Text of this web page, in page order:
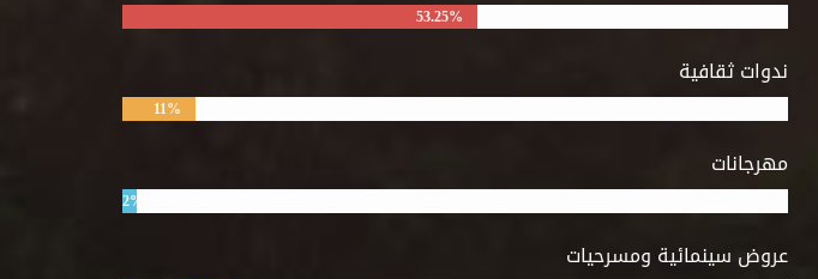
53.25%
ندوات ثقافية
11%
مهرجانات
2%
عروض سينمائية ومسرحيات